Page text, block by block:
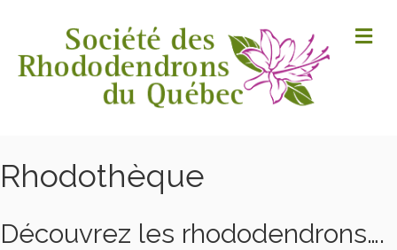
Rhodothèque
Découvrez les rhododendrons….